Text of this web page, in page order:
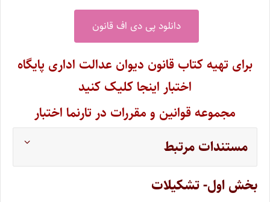
دانلود پی دی اف قانون
برای تهیه کتاب قانون دیوان عدالت اداری پایگاه
اختبار اینجا کلیک کنید
مجموعه قوانین و مقررات در تارنما اختبار
مستندات مرتبط
بخش اول- تشکیلات